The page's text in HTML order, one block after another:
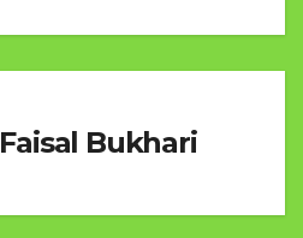
Faisal Bukhari